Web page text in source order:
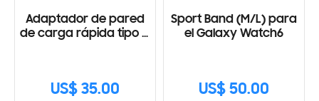
Adaptador de pared
de carga rápida tipo C
US$ 35.00
Sport Band (M/L) para
el Galaxy Watch6
US$ 50.00